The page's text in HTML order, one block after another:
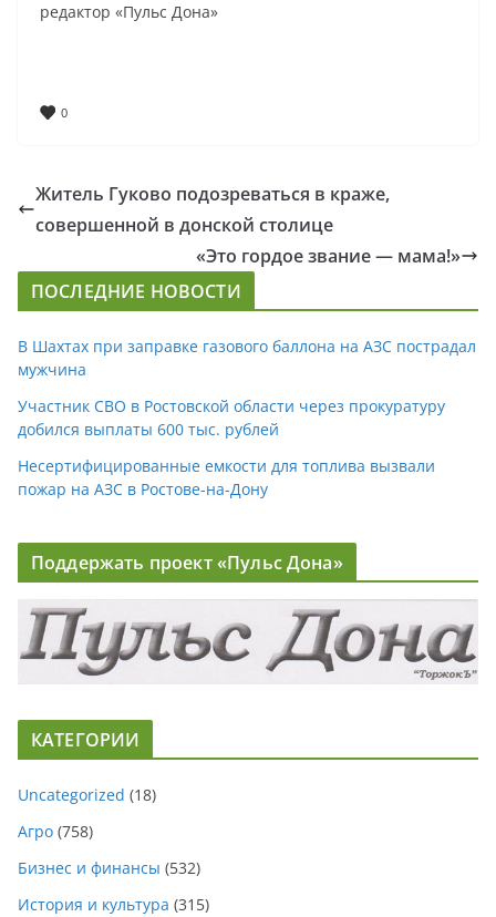
редактор «Пульс Дона»
0
Житель Гуково подозреваться в краже,
совершенной в донской столице
«Это гордое звание — мама!»
ПОСЛЕДНИЕ НОВОСТИ
В Шахтах при заправке газового баллона на АЗС пострадал
мужчина
Участник СВО в Ростовской области через прокуратуру
добился выплаты 600 тыс. рублей
Несертифицированные емкости для топлива вызвали
пожар на АЗС в Ростове-на-Дону
Поддержать проект «Пульс Дона»
КАТЕГОРИИ
Uncategorized (18)
Агро (758)
Бизнес и финансы (532)
История и культура (315)